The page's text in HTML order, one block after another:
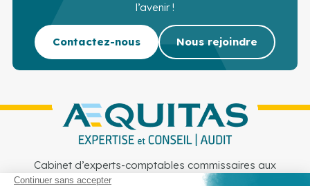
l’avenir !
Contactez-nous Nous rejoindre
Cabinet d’experts-comptables commissaires aux
comptes sur Lille, Lens et Douai